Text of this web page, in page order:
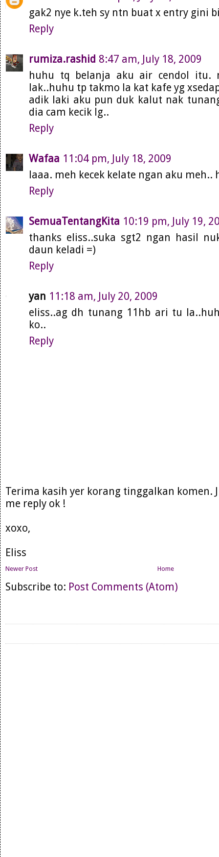
gak2 nye k.teh sy ntn buat x entry gini
Reply
rumiza.rashid 8:47 am, July 18, 2009
huhu tq belanja aku air cendol itu.
lak..huhu tp takmo la kat kafe yg
adik laki aku pun duk kalut nak
dia cam kecik lg..
Reply
Wafaa 11:04 pm, July 18, 2009
laaa. meh kecek kelate ngan aku meh..
Reply
SemuaTentangKita 10:19 pm, July 19,
thanks eliss..suka sgt2 ngan hasil
daun keladi =)
Reply
yan 11:18 am, July 20, 2009
eliss..ag dh tunang 11hb ari tu
ko..
Reply
Terima kasih yer korang tinggalkan komen.
me reply ok !
xoxo,
Eliss
Newer Post Home
Subscribe to: Post Comments (Atom)